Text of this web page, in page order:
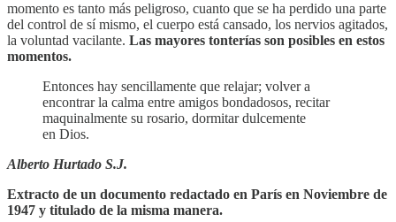
momento es tanto más peligroso, cuanto que se ha perdido una parte
del control de sí mismo, el cuerpo está cansado, los nervios agitados,
la voluntad vacilante. Las mayores tonterías son posibles en estos
momentos.
Entonces hay sencillamente que relajar; volver a
encontrar la calma entre amigos bondadosos, recitar
maquinalmente su rosario, dormitar dulcemente
en Dios.
Alberto Hurtado S.J.
Extracto de un documento redactado en París en Noviembre de
1947 y titulado de la misma manera.